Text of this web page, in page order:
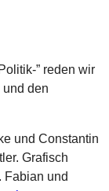
” reden wir
den
und Constantin
Grafisch
Fabian und